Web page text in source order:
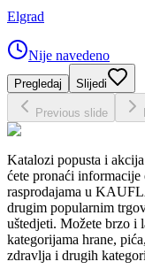
Elgrad
Nije navedeno
Pregledaj Slijedi
Previous slide
Katalozi popusta i
ćete pronaći informacije
rasprodajama u
drugim popularnim
uštedjeti. Možete brzo i
kategorijama hrane,
zdravlja i drugih